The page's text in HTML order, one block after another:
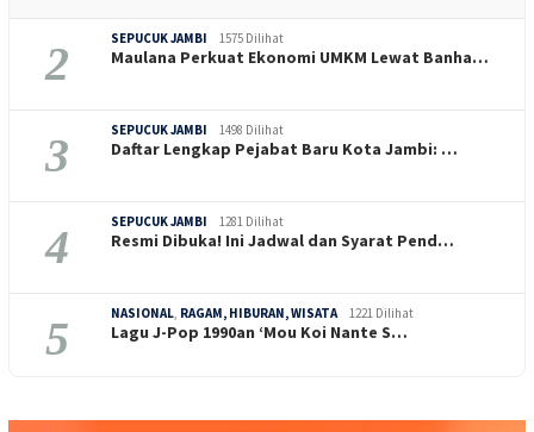
2 SEPUCUK JAMBI 1575 Dilihat
Maulana Perkuat Ekonomi UMKM Lewat Banha…
3 SEPUCUK JAMBI 1498 Dilihat
Daftar Lengkap Pejabat Baru Kota Jambi: …
4 SEPUCUK JAMBI 1281 Dilihat
Resmi Dibuka! Ini Jadwal dan Syarat Pend…
5 NASIONAL RAGAM, HIBURAN, WISATA 1221 Dilihat
Lagu J-Pop 1990an ‘Mou Koi Nante S…